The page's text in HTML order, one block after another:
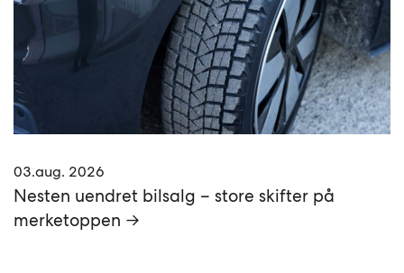
03.aug. 2026
Nesten uendret bilsalg – store skifter på
merketoppen →